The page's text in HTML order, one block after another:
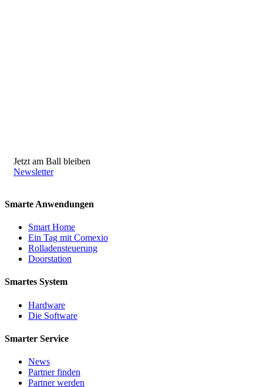
Jetzt am Ball bleiben
Newsletter
Smarte Anwendungen
Smart Home
Ein Tag mit Comexio
Rolladensteuerung
Doorstation
Smartes System
Hardware
Die Software
Smarter Service
News
Partner finden
Partner werden